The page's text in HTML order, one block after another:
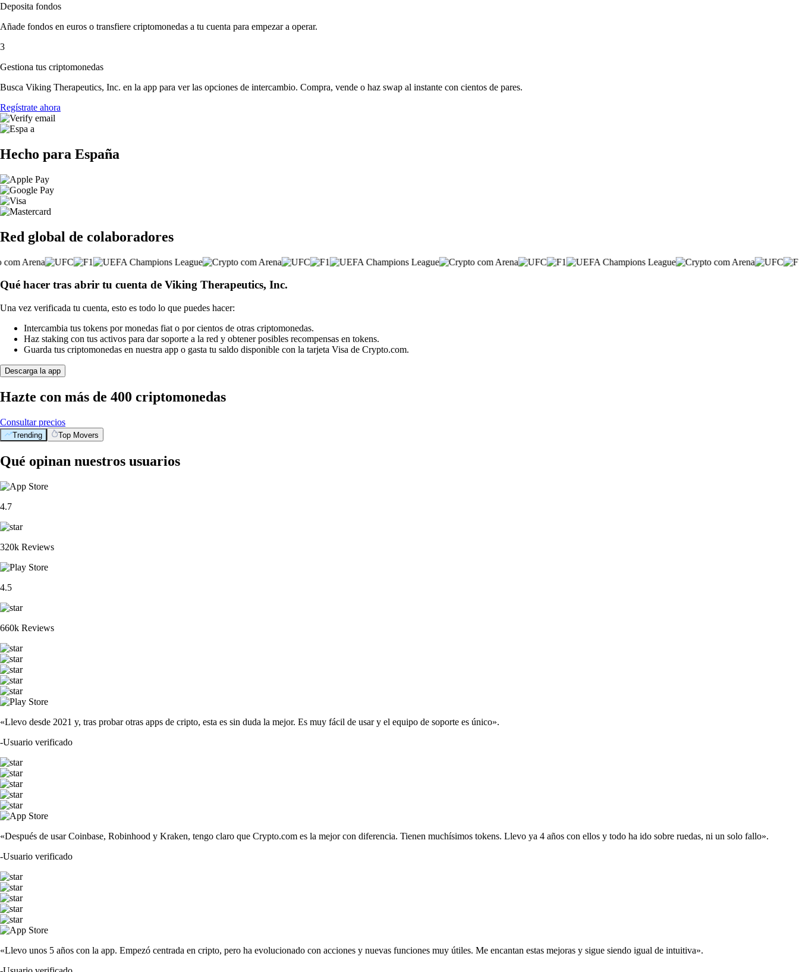
Deposita fondos
Añade fondos en euros o transfiere criptomonedas a tu cuenta para empezar a operar.
3
Gestiona tus criptomonedas
Busca Viking Therapeutics, Inc. en la app para ver las opciones de intercambio. Compra, vende o haz swap al instante con cientos de pares.
Regístrate ahora
Hecho para España
Red global de colaboradores
Qué hacer tras abrir tu cuenta de Viking Therapeutics, Inc.
Una vez verificada tu cuenta, esto es todo lo que puedes hacer:
Intercambia tus tokens por monedas fiat o por cientos de otras criptomonedas.
Haz staking con tus activos para dar soporte a la red y obtener posibles recompensas en tokens.
Guarda tus criptomonedas en nuestra app o gasta tu saldo disponible con la tarjeta Visa de Crypto.com.
Descarga la app
Hazte con más de 400 criptomonedas
Consultar precios
Trending Top Movers
Qué opinan nuestros usuarios
4.7
320k Reviews
4.5
660k Reviews
«Llevo desde 2021 y, tras probar otras apps de cripto, esta es sin duda la mejor. Es muy fácil de usar y el equipo de soporte es único».
-Usuario verificado
«Después de usar Coinbase, Robinhood y Kraken, tengo claro que Crypto.com es la mejor con diferencia. Tienen muchísimos tokens. Llevo ya 4 años con ellos y todo ha ido sobre ruedas, ni un solo fallo».
-Usuario verificado
«Llevo unos 5 años con la app. Empezó centrada en cripto, pero ha evolucionado con acciones y nuevas funciones muy útiles. Me encantan estas mejoras y sigue siendo igual de intuitiva».